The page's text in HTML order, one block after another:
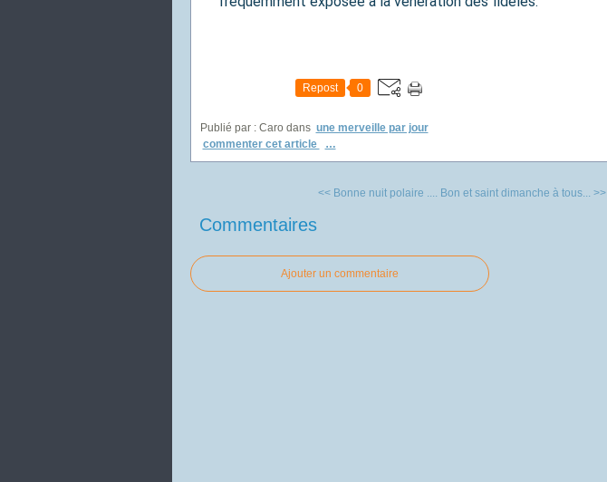
Repost 0
Publié par : Caro dans une merveille par jour
commenter cet article
…
<< Bonne nuit polaire .... Bon et saint dimanche à tous... >>
Commentaires
Ajouter un commentaire